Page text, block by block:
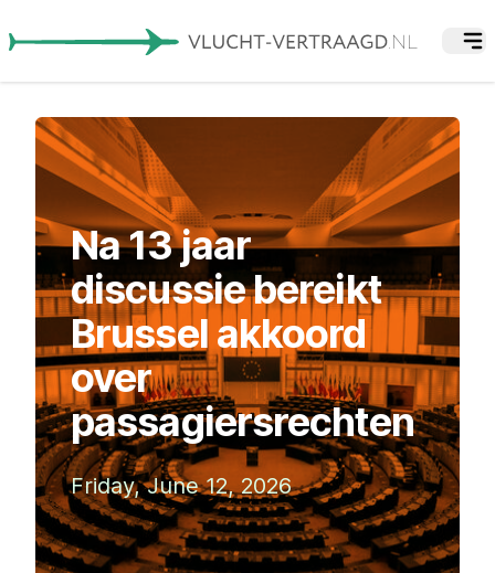
Na 13 jaar
discussie bereikt
Brussel akkoord
over
passagiersrechten
Friday, June 12, 2026